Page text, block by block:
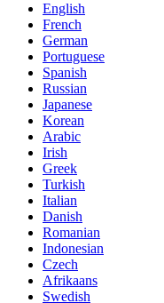
English
French
German
Portuguese
Spanish
Russian
Japanese
Korean
Arabic
Irish
Greek
Turkish
Italian
Danish
Romanian
Indonesian
Czech
Afrikaans
Swedish